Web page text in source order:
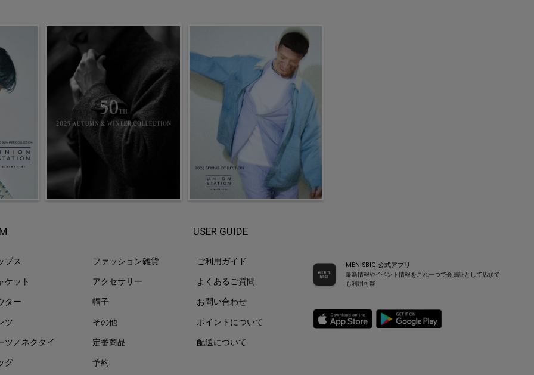
プス
ケット
ター
ツ
ツ／ネクタイ
グ
ファッション雑貨
アクセサリー
帽子
その他
定番商品
予約
USER GUIDE
ご利用ガイド
よくあるご質問
お問い合わせ
ポイントについて
配送について
MEN’SBIGI公式アプリ
最新情報やイベント情報をこれ一つで会員証として店頭で
も利用可能